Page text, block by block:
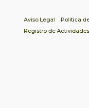
Aviso Legal Política
Registro de Actividades